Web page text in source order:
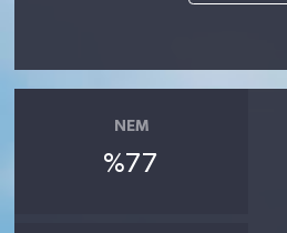
NEM
%77
HEDEF2020
OTOMOBİL